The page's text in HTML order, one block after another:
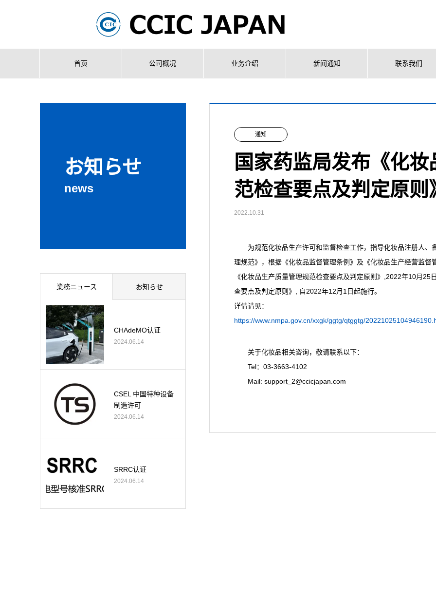
首页 公司概况 业务介绍 新闻通知 联系我们
お知らせ
news
通知
国家药监局发布《化
范检查要点及判定原则
2022.10.31
为规范化妆品生产许可和监督检查工作，指导化妆品注册人、
理规范》，根据《化妆品监督管理条例》及《化妆品生产经营监
《化妆品生产质量管理规范检查要点及判定原则》,2022年10月
查要点及判定原则》, 自2022年12月1日起施行。
详情请见：
https://www.nmpa.gov.cn/xxgk/ggtg/qtggtg/
关于化妆品相关咨询，敬请联系以下：
Tel：03-3663-4102
Mail: support_2@ccicjapan.com
業務ニュース お知らせ
CHAdeMO认证
2024.06.14
CSEL 中国特种设备
制造许可
2024.06.14
SRRC认证
2024.06.14